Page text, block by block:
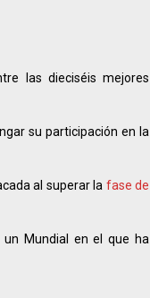
las dieciséis mejores
su participación en la
al superar la fase de
un Mundial en el que ha